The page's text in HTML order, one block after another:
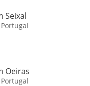
Seixal
Oeiras